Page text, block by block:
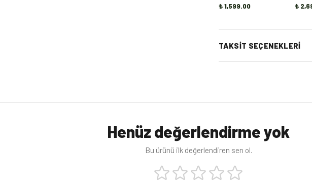
₺ 1,599.00
₺
TAKSIT SEÇENEKLERI
Henüz değerlendirme yok
Bu ürünü ilk değerlendiren sen ol.